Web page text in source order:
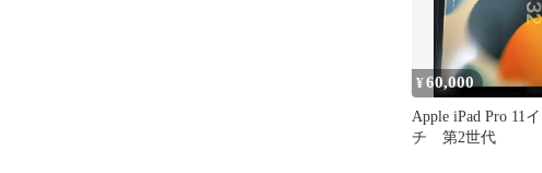
¥60,000
Apple iPad Pro 11
チ 第2世代